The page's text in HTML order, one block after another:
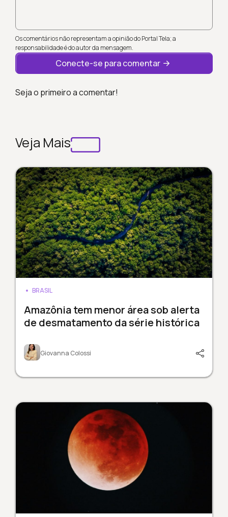
Os comentários não representam a opinião do Portal Tela; a
responsabilidade é do autor da mensagem.
Conecte-se para comentar
Seja o primeiro a comentar!
Veja Mais
BRASIL
Amazônia tem menor área sob alerta
de desmatamento da série histórica
Giovanna Colossi